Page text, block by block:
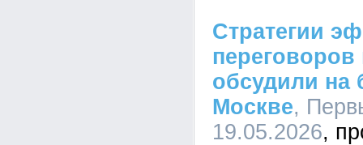
Cтратегии
обсудили на
Москве,
19.05.2026